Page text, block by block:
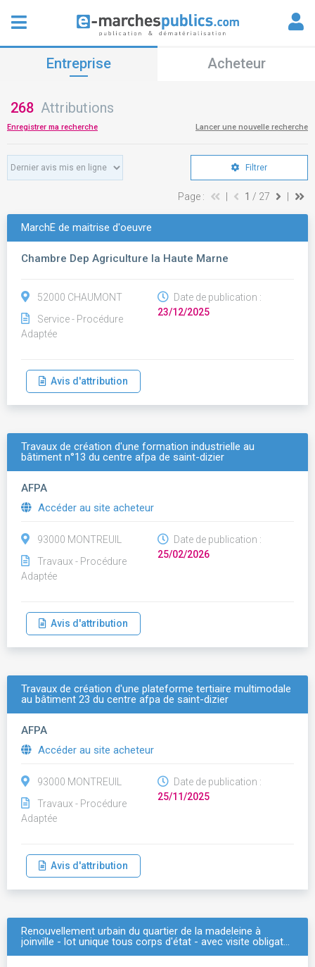
Entreprise Acheteur
268 Attributions
Enregistrer ma recherche Lancer une nouvelle recherche
Filtrer
Page : 1 / 27
MarchÉ de maitrise d'oeuvre
Chambre Dep Agriculture la Haute Marne
52000 CHAUMONT
Service - Procédure
Adaptée
Date de publication :
23/12/2025
Avis d'attribution
Travaux de création d'une formation industrielle au
bâtiment n°13 du centre afpa de saint-dizier
AFPA
Accéder au site acheteur
93000 MONTREUIL
Travaux - Procédure
Adaptée
Date de publication :
25/02/2026
Avis d'attribution
Travaux de création d'une plateforme tertiaire multimodale
au bâtiment 23 du centre afpa de saint-dizier
AFPA
Accéder au site acheteur
93000 MONTREUIL
Travaux - Procédure
Adaptée
Date de publication :
25/11/2025
Avis d'attribution
Renouvellement urbain du quartier de la madeleine à
joinville - lot unique tous corps d'état - avec visite obligat…